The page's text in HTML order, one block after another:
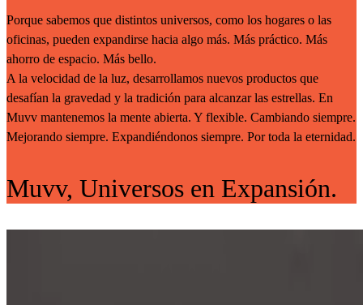
Porque sabemos que distintos universos, como los hogares o las
oficinas, pueden expandirse hacia algo más. Más práctico. Más
ahorro de espacio. Más bello.
A la velocidad de la luz, desarrollamos nuevos productos que
desafían la gravedad y la tradición para alcanzar las estrellas. En
Muvv mantenemos la mente abierta. Y flexible. Cambiando siempre.
Mejorando siempre. Expandiéndonos siempre. Por toda la eternidad.
Muvv, Universos en Expansión.